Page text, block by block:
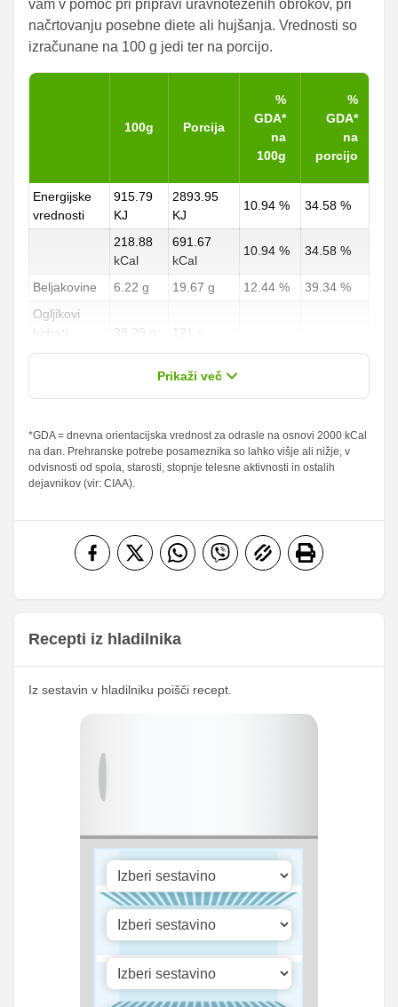
vam v pomoč pri pripravi uravnoteženih obrokov, pri
načrtovanju posebne diete ali hujšanja. Vrednosti so
izračunane na 100 g jedi ter na porcijo.
100g Porcija
%
GDA*
na
100g
%
GDA*
na
porcijo
Energijske
vrednosti
915.79
KJ
2893.95
KJ
10.94 % 34.58 %
218.88
kCal
691.67
kCal
10.94 % 34.58 %
Beljakovine 6.22 g 19.67 g 12.44 %
39.34 %
Ogljikovi
hidrati
38.29 g 121 g
4.67 g
14.18 % 44.81 %
od teh
nasičene
maščobne
2.85 g
0.21 g
9 g 4.07 % 12.86 %
2.64 g 8.33 g 10.56 %
33.32 %
Folna kislina
2.53 g
8 g
mg
Kalij
mg
106.12
335.33 iu
0 mg
0 mg
3.48 mg
11 mg
0 mg 0 mg
Prikaži več
*GDA = dnevna orientacijska vrednost za odrasle na osnovi 2000 kCal
na dan. Prehranske potrebe posameznika so lahko višje ali nižje, v
odvisnosti od spola, starosti, stopnje telesne aktivnosti in ostalih
dejavnikov (vir: CIAA).
Recepti iz hladilnika
Iz sestavin v hladilniku poišči recept.